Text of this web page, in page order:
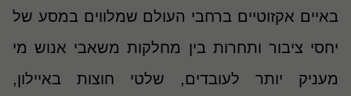
באיים אקזוטיים ברחבי העולם שמלווים במסע של
יחסי ציבור ותחרות בין מחלקות משאבי אנוש מי
מעניק יותר לעובדים, שלטי חוצות באיילון,